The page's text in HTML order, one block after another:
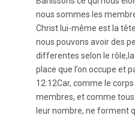
nous sommes les
Christ lui-même est la
nous pouvons avoir des
differentes selon le
place que l’on occupe et
12:12Car, comme le
membres, et comme
leur nombre, ne forment